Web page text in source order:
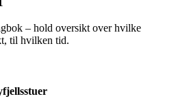
– hold oversikt over hvilke
til hvilken tid.